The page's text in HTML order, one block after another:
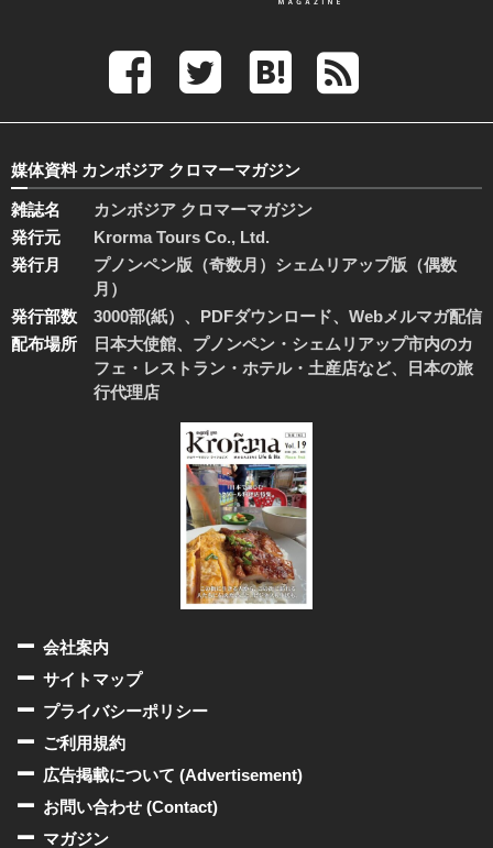
媒体資料 カンボジア クロマーマガジン
雑誌名
カンボジア クロマーマガジン
発行元
Krorma Tours Co., Ltd.
発行月
プノンペン版（奇数月）シェムリアップ版（偶数
月）
発行部数
3000部(紙）、PDFダウンロード、Webメルマガ配信
配布場所
日本大使館、プノンペン・シェムリアップ市内のカ
フェ・レストラン・ホテル・土産店など、日本の旅
行代理店
会社案内
サイトマップ
プライバシーポリシー
ご利用規約
広告掲載について (Advertisement)
お問い合わせ (Contact)
マガジン